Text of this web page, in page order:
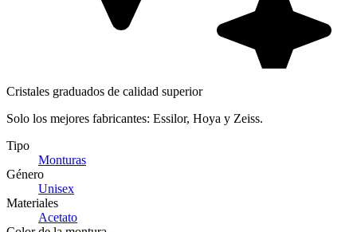
Cristales graduados de calidad superior
Solo los mejores fabricantes: Essilor, Hoya y Zeiss.
Tipo
Monturas
Género
Unisex
Materiales
Acetato